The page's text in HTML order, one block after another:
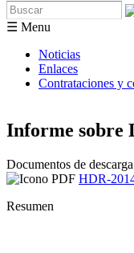
Formulario de
Buscar
☰ Menu
Noticias
Enlaces
Contrataciones y
Informe sobre
Documentos de
HDR-
Resumen